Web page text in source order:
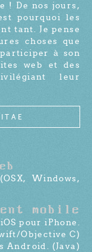
! De nos jours,
pourquoi les
tant. Je pense
choses que
à son
web et des
leur
Windows,
mobile
pour iPhone.
Objective C)
Android. (Java)